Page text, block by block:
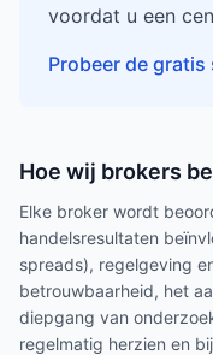
voordat u een
Probeer de
Hoe wij brokers
Elke broker wordt
handelsresultaten
spreads), regelgeving
betrouwbaarheid, het
diepgang van
regelmatig herzien en